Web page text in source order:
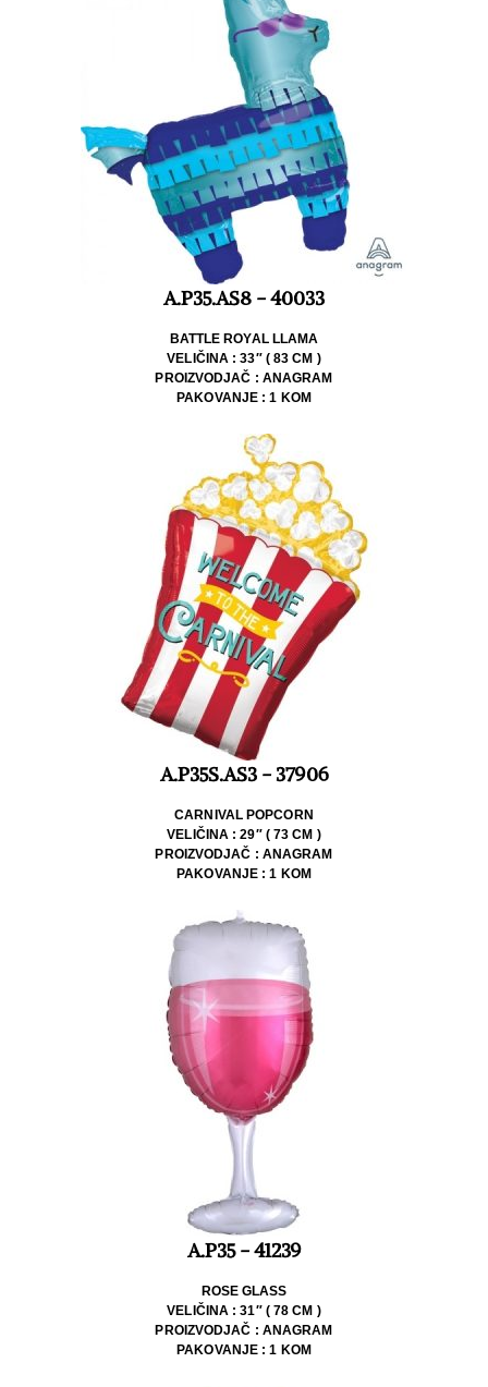
A.P35.AS8 - 40033
BATTLE ROYAL LLAMA
VELIČINA : 33″ ( 83 CM )
PROIZVODJAČ : ANAGRAM
PAKOVANJE : 1 KOM
A.P35S.AS3 - 37906
CARNIVAL POPCORN
VELIČINA : 29″ ( 73 CM )
PROIZVODJAČ : ANAGRAM
PAKOVANJE : 1 KOM
A.P35 - 41239
ROSE GLASS
VELIČINA : 31″ ( 78 CM )
PROIZVODJAČ : ANAGRAM
PAKOVANJE : 1 KOM